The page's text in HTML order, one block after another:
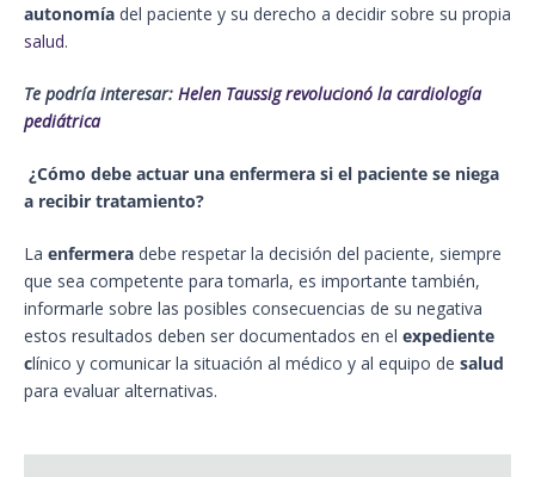
autonomía del paciente y su derecho a decidir sobre su propia
salud.
Te podría interesar: Helen Taussig revolucionó la cardiología
pediátrica
¿Cómo debe actuar una enfermera si el paciente se niega
a recibir tratamiento?
La enfermera debe respetar la decisión del paciente, siempre
que sea competente para tomarla, es importante también,
informarle sobre las posibles consecuencias de su negativa
estos resultados deben ser documentados en el expediente
clínico y comunicar la situación al médico y al equipo de salud
para evaluar alternativas.